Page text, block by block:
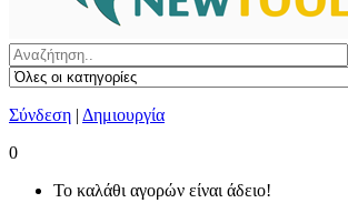
Σύνδεση | Δημιουργία
0
Το καλάθι αγορών είναι άδειο!